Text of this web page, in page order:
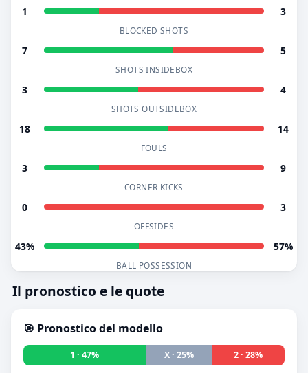
1 3
BLOCKED SHOTS
7 5
SHOTS INSIDEBOX
3 4
SHOTS OUTSIDEBOX
18 14
FOULS
3 9
CORNER KICKS
0 3
OFFSIDES
43% 57%
BALL POSSESSION
Il pronostico e le quote
🎯 Pronostico del modello
1 · 47% X · 25% 2 · 28%